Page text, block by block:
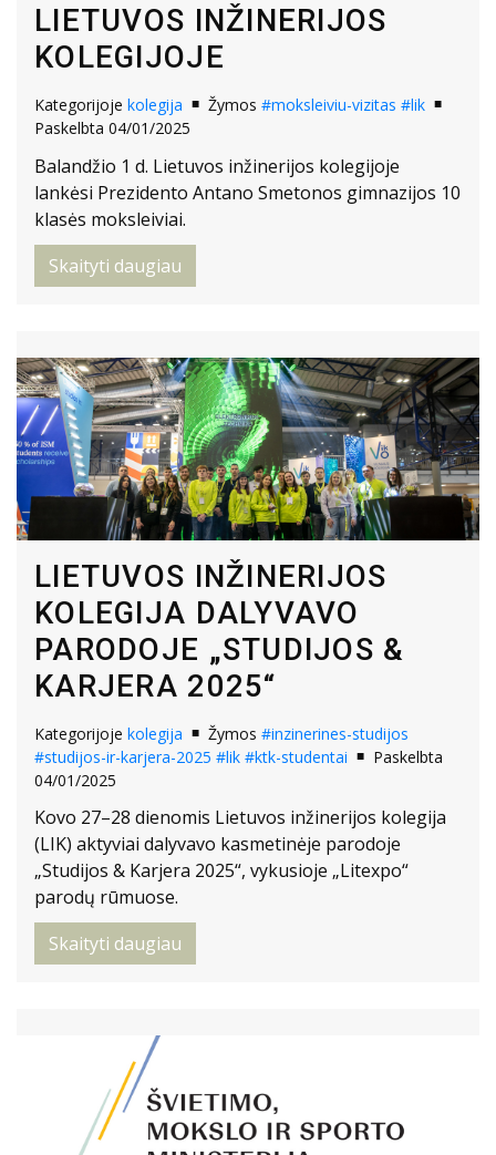
LIETUVOS INŽINERIJOS
KOLEGIJOJE
Kategorijoje kolegija Žymos #moksleiviu-vizitas #lik
Paskelbta 04/01/2025
Balandžio 1 d. Lietuvos inžinerijos kolegijoje
lankėsi Prezidento Antano Smetonos gimnazijos 10
klasės moksleiviai.
Skaityti daugiau
LIETUVOS INŽINERIJOS
KOLEGIJA DALYVAVO
PARODOJE „STUDIJOS &
KARJERA 2025“
Kategorijoje kolegija Žymos #inzinerines-studijos
#studijos-ir-karjera-2025 #lik #ktk-studentai
Paskelbta
04/01/2025
Kovo 27–28 dienomis Lietuvos inžinerijos kolegija
(LIK) aktyviai dalyvavo kasmetinėje parodoje
„Studijos & Karjera 2025“, vykusioje „Litexpo“
parodų rūmuose.
Skaityti daugiau